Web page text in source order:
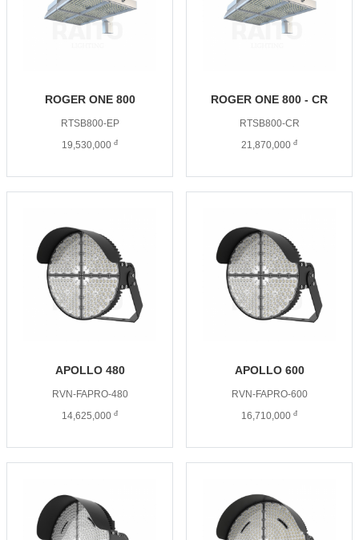
ROGER ONE 800
RTSB800-EP
19,530,000 đ
ROGER ONE 800 - CR
RTSB800-CR
21,870,000 đ
APOLLO 480
RVN-FAPRO-480
14,625,000 đ
APOLLO 600
RVN-FAPRO-600
16,710,000 đ